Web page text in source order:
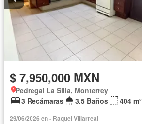
$ 7,950,000 MXN
Pedregal La Silla, Monterrey
3 Recámaras
3.5 Baños 404 m²
29/06/2026 en - Raquel Villarreal